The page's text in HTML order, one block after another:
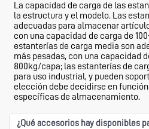
La capacidad de carga de las
la estructura y el modelo. Las
adecuadas para almacenar
con una capacidad de carga de
estanterías de carga media son
más pesadas, con una capacidad
800kg/capa; las estanterías de
para uso industrial, y pueden
elección debe decidirse en
específicas de almacenamiento.
¿Qué accesorios hay disponibles